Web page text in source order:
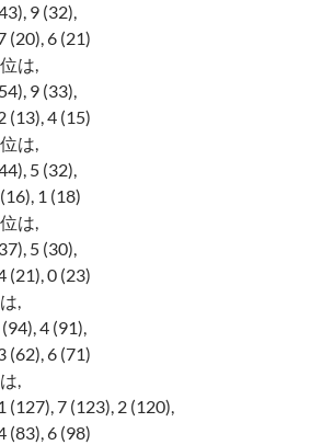
9 (32),
(20), 6 (21)
は,
9 (33),
(13), 4 (15)
は,
5 (32),
1 (18)
は,
5 (30),
(21), 0 (23)
,
4 (91),
(62), 6 (71)
,
(127), 7 (123), 2 (120),
(83), 6 (98)